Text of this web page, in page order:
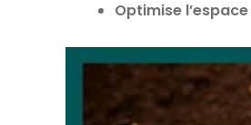
Optimise l’espace